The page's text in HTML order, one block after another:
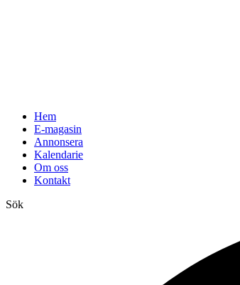
Hem
E-magasin
Annonsera
Kalendarie
Om oss
Kontakt
Sök